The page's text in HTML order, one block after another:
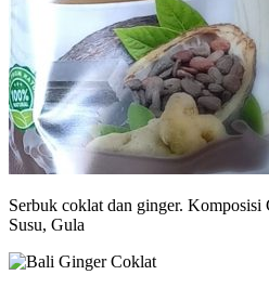
Serbuk coklat dan ginger.
Susu, Gula